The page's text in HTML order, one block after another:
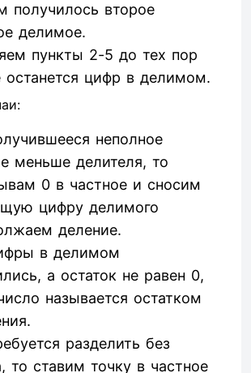
получилось второе
делимое.
пункты 2-5 до тех пор
останется цифр в делимом.
неполное
меньше делителя, то
0 в частное и сносим
цифру делимого
деление.
в делимом
а остаток не равен 0,
называется остатком
разделить без
то ставим точку в частное